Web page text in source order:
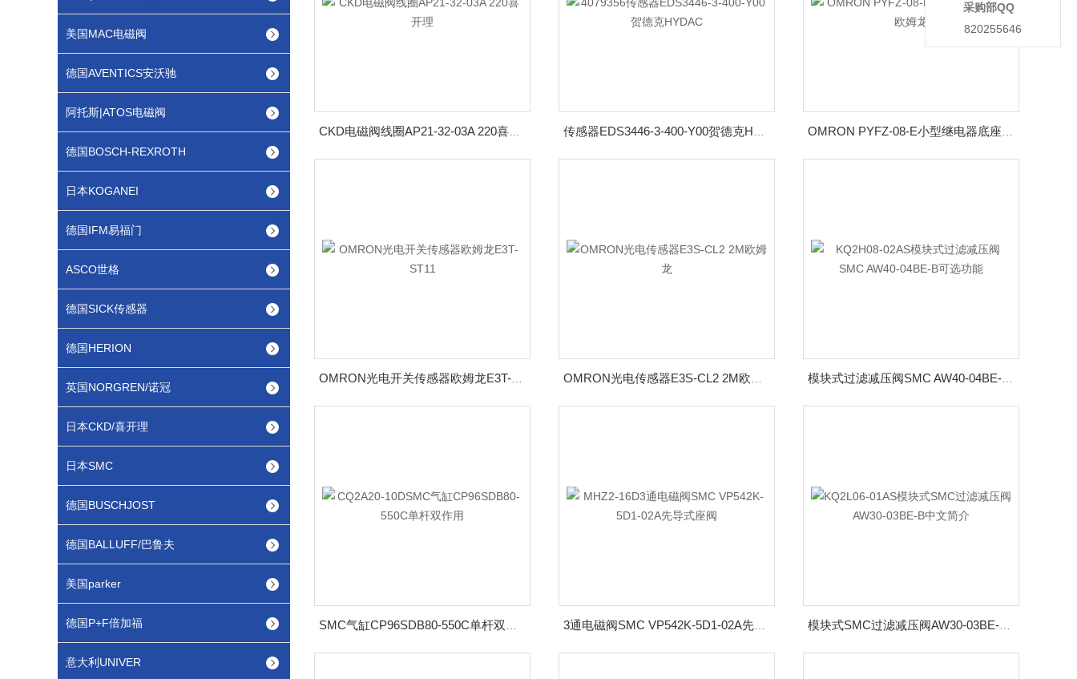
美国MAC电磁阀
德国AVENTICS安沃驰
阿托斯|ATOS电磁阀
德国BOSCH-REXROTH
日本KOGANEI
德国IFM易福门
ASCO世格
德国SICK传感器
德国HERION
英国NORGREN/诺冠
日本CKD/喜开理
日本SMC
德国BUSCHJOST
德国BALLUFF/巴鲁夫
美国parker
德国P+F倍加福
意大利UNIVER
采购部QQ
820255646